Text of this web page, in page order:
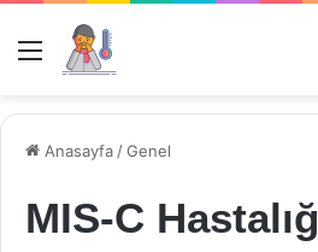
Menü
Anasayfa /Genel
MIS-C